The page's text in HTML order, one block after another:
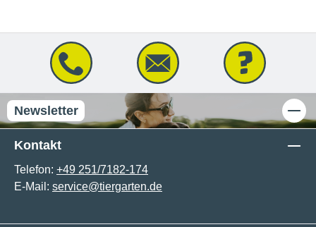
Newsletter
Kontakt
Telefon: +49 251/7182-174
E-Mail: service@tiergarten.de